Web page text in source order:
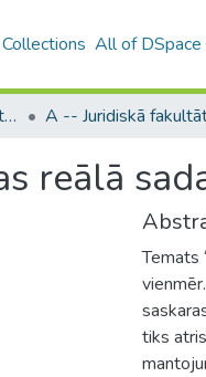
All of DSpace
B4 – LU fakultātes / Faculties of the UL
reālā
Temats
tiks